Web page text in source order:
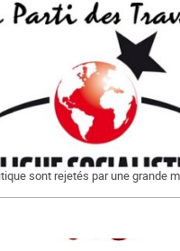
!
nouvelle série, n° 124 -
d’un conflit historique, c’est peu
sont rejetés par une grande